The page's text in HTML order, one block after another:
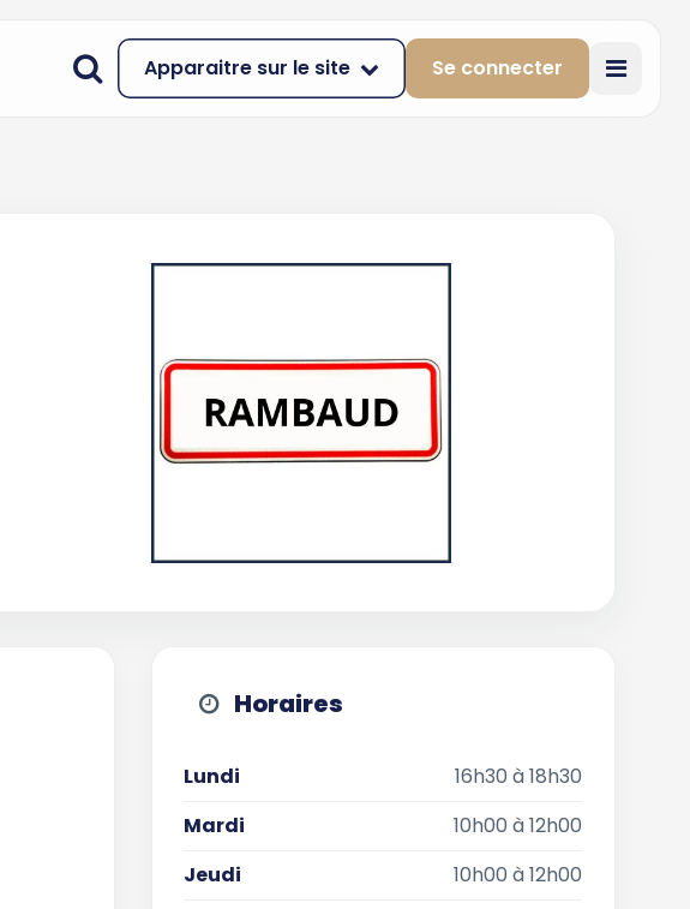
Apparaitre sur le site Se connecter
Horaires
Lundi
16h30 à 18h30
Mardi
10h00 à 12h00
Jeudi
10h00 à 12h00